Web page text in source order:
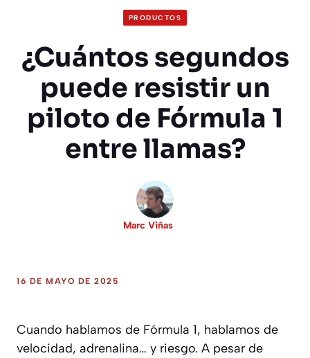
PRODUCTOS
¿Cuántos segundos
puede resistir un
piloto de Fórmula 1
entre llamas?
Marc Viñas
16 DE MAYO DE 2025
Cuando hablamos de Fórmula 1, hablamos de
velocidad, adrenalina… y riesgo. A pesar de